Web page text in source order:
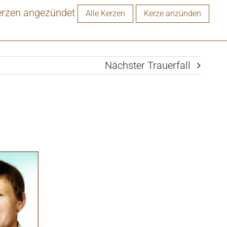
angezündet Alle Kerzen Kerze anzünden
Nächster Trauerfall